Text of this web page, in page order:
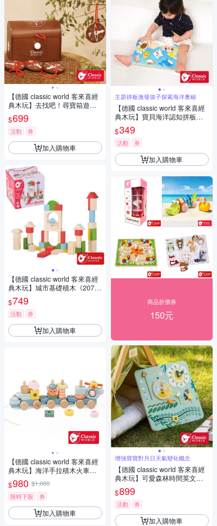
【德國 classic world 客來喜經
典木玩】去找吧！尋寶箱遊戲
組《50572》
$699
活動 券
加入購物車
【德國 classic world 客來喜經
典木玩】城市基礎積木《207
3》
$749
活動 券
加入購物車
【德國 classic world 客來喜經
典木玩】海洋手拉積木火車《1
0520》
$980 $1,080
限時下殺
券
加入購物車
主題拼板激發孩子探索海洋奧秘
【德國 classic world 客來喜經
典木玩】寶貝海洋認知拼板《4
0077》
$349
活動 券
加入購物車
商品折價券
150元
增強寶寶對月日天氣變化概念
【德國 classic world 客來喜經
典木玩】可愛森林時間英文學
習板《20255》
$899
活動 券
加入購物車